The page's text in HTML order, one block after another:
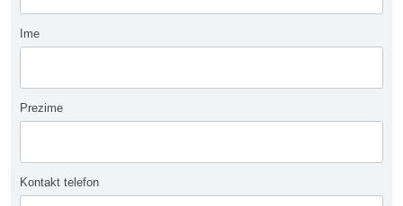
Ime
Prezime
Kontakt telefon